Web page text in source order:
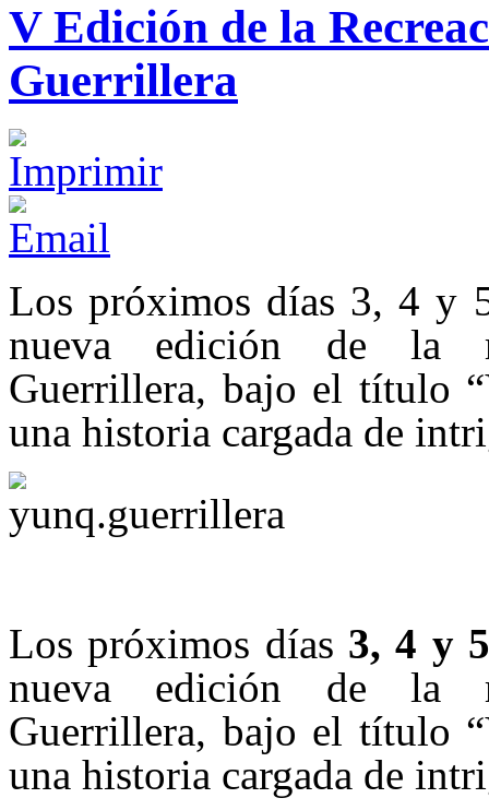
V Edición de la
Guerrillera
Los próximos días 3, 4 y
nueva edición de la
Guerrillera, bajo el título
una historia cargada de
Los próximos días 3, 4 y
nueva edición de la
Guerrillera, bajo el título
una historia cargada de